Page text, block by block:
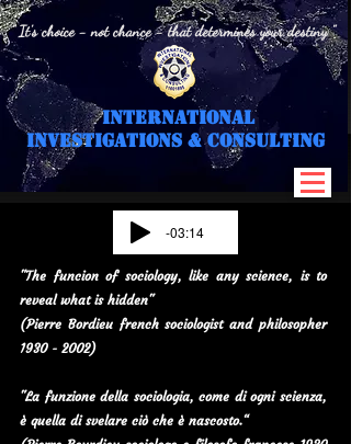
International
Investigations & Consulting
" It's choice - not chance - that determines your destiny "
-03:14
"The funcion of sociology, like any science, is to
reveal what is hidden"
(Pierre Bordieu french sociologist and philosopher
1930 - 2002)
"La funzione della sociologia, come di ogni scienza,
è quella di svelare ciò che è nascosto.“